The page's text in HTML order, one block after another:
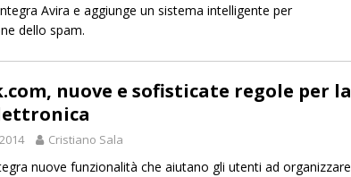
Avira e aggiunge un sistema intelligente per
dello spam.
nuove e sofisticate regole per la
Cristiano Sala
nuove funzionalità che aiutano gli utenti ad organizzare